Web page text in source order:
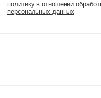
политику в отношении
персональных данных